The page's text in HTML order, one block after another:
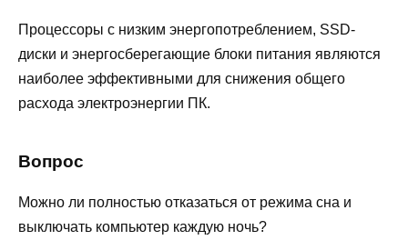
Процессоры с низким энергопотреблением, SSD-
диски и энергосберегающие блоки питания являются
наиболее эффективными для снижения общего
расхода электроэнергии ПК.
Вопрос
Можно ли полностью отказаться от режима сна и
выключать компьютер каждую ночь?